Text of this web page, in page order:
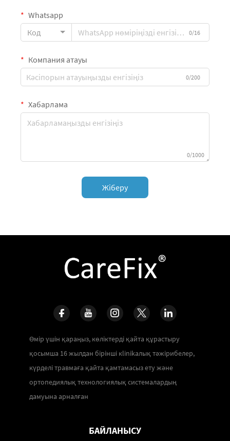
Whatsapp
Код
0/16
Компания атауы
0/200
Хабарлама
0/1000
Жіберу
Өмір үшін қараңыз, көліктерді қайта құрастыру
қосымша 16 жылдан бірінші кlinikалық тәжірибелер,
күрделі травмаға қайта қамтамасыз ету және
ортопедиялық технологиялық системалардың
дамуына арналған
БАЙЛАНЫСУ